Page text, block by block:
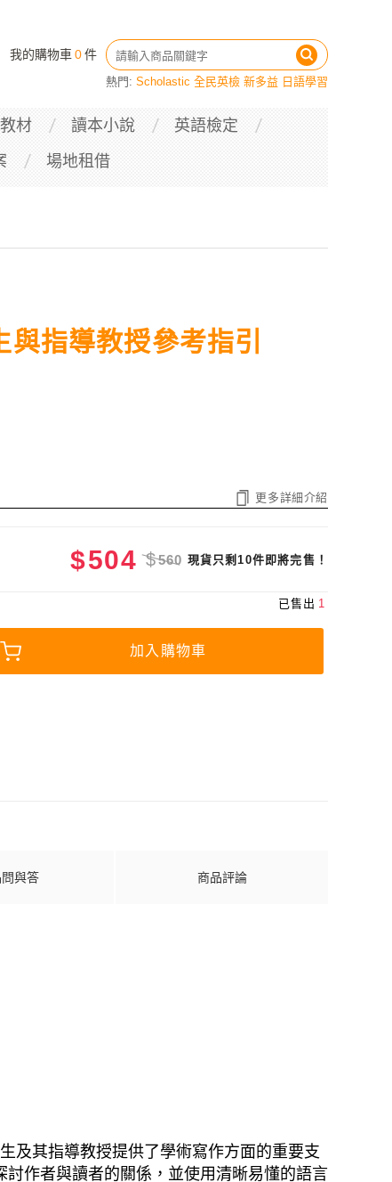
我的購物車 0件
熱門: Scholastic 全民英檢 新多益 日語學習
材 讀本小說
英語檢定
場地租借
指導教授參考指引
更多詳細介紹
$504 $560 現貨只剩10件即將完售！
已售出 1
加入購物車
與答 商品評論
及其指導教授提供了學術寫作方面的重要支
作者與讀者的關係，並使用清晰易懂的語言